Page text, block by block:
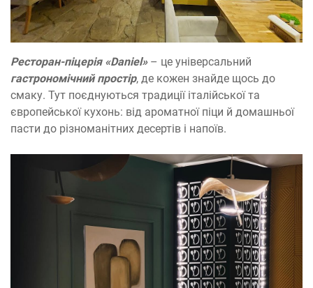
Ресторан-піцерія «Daniel»– це універсальний
гастрономічний простір, де кожен знайде щось до
смаку. Тут поєднуються традиції італійської та
європейської кухонь: від ароматної піци й домашньої
пасти до різноманітних десертів і напоїв.